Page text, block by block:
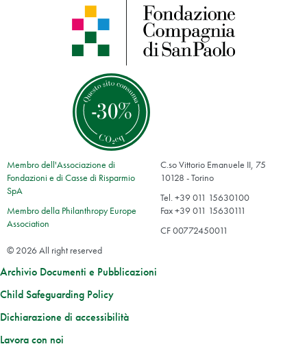
Membro dell'Associazione di
Fondazioni e di Casse di Risparmio
SpA
Membro della Philanthropy Europe
Association
C.so Vittorio Emanuele II, 75
10128 - Torino
Tel. +39 011 15630100
Fax +39 011 15630111
CF 00772450011
© 2026 All right reserved
Archivio Documenti e Pubblicazioni
Child Safeguarding Policy
Dichiarazione di accessibilità
Lavora con noi